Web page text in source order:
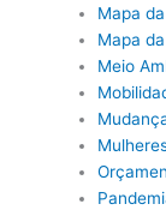
Mapa
Mapa
Meio